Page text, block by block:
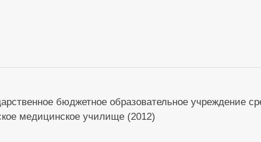
бюджетное образовательное учреждение
медицинское училище (2012)